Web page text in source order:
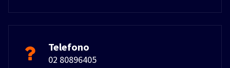
Telefono
02 80896405